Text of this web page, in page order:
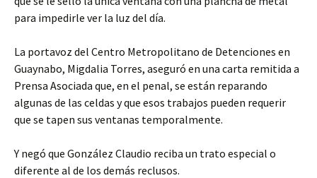
para impedirle ver la luz del día.
La portavoz del Centro Metropolitano de Detenciones en
Guaynabo, Migdalia Torres, aseguró en una carta remitida a
Prensa Asociada que, en el penal, se están reparando
algunas de las celdas y que esos trabajos pueden requerir
que se tapen sus ventanas temporalmente.
Y negó que González Claudio reciba un trato especial o
diferente al de los demás reclusos.